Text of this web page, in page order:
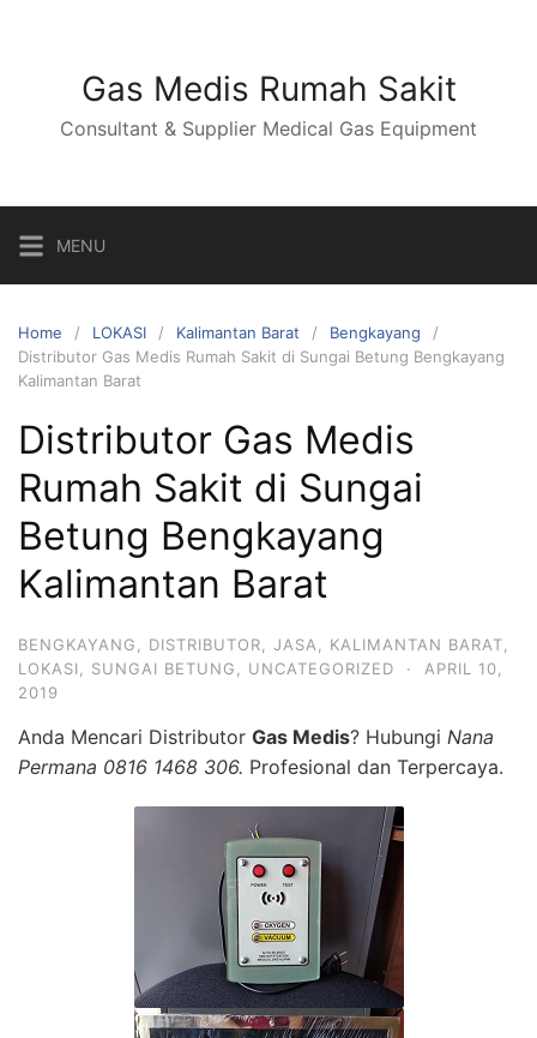
Gas Medis Rumah Sakit
Consultant & Supplier Medical Gas Equipment
MENU
Home LOKASI Kalimantan Barat
Bengkayang
Distributor Gas Medis Rumah Sakit di Sungai Betung Bengkayang
Kalimantan Barat
Distributor Gas Medis
Rumah Sakit di Sungai
Betung Bengkayang
Kalimantan Barat
BENGKAYANG DISTRIBUTOR JASA KALIMANTAN BARAT
LOKASI
SUNGAI BETUNG UNCATEGORIZED ·
APRIL 10,
2019
Anda Mencari Distributor Gas Medis? Hubungi Nana
Permana 0816 1468 306. Profesional dan Terpercaya.